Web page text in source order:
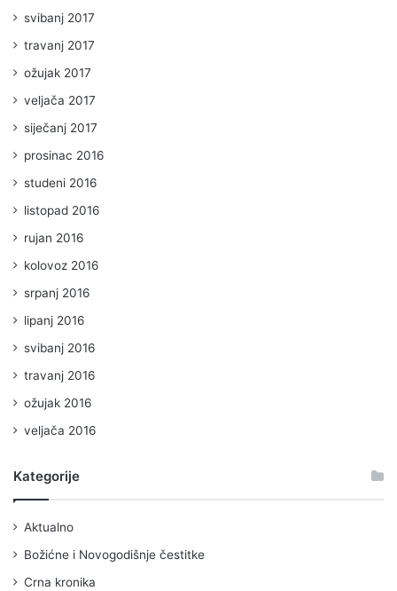
svibanj 2017
travanj 2017
ožujak 2017
veljača 2017
siječanj 2017
prosinac 2016
studeni 2016
listopad 2016
rujan 2016
kolovoz 2016
srpanj 2016
lipanj 2016
svibanj 2016
travanj 2016
ožujak 2016
veljača 2016
Kategorije
Aktualno
Božićne i Novogodišnje čestitke
Crna kronika